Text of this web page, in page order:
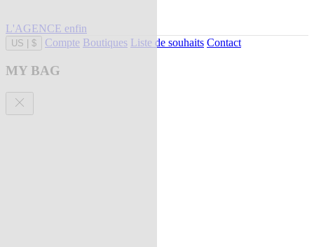
L'AGENCE enfin
US $ Compte Boutiques Liste de souhaits Contact
MY BAG